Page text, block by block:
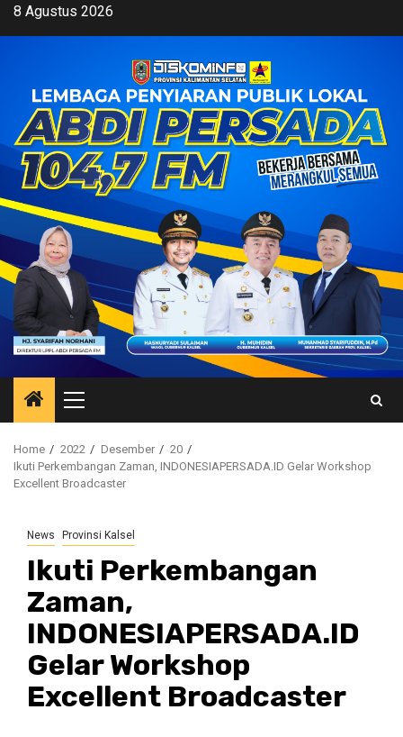
Skip8 Agustus 2026
Primary
Menu
Home 2022 Desember
20
Ikuti Perkembangan Zaman, INDONESIAPERSADA.ID Gelar Workshop
Excellent Broadcaster
News Provinsi Kalsel
Ikuti Perkembangan
Zaman,
INDONESIAPERSADA.ID
Gelar Workshop
Excellent Broadcaster